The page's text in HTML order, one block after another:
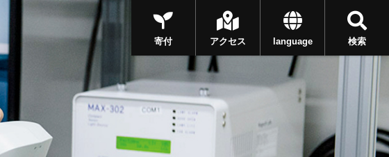
検索
language
アクセス
寄付